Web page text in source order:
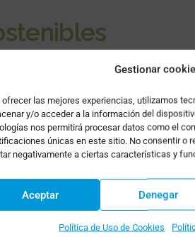
Gestionar
ofrecer las mejores experiencias, utilizamos
y/o acceder a la información del
nos permitirá procesar datos como el
únicas en este sitio. No consentir o
negativamente a ciertas características y
Aceptar Denegar
Política de Uso de Cookies
criteris ambientals en
de disminuir elsimpactes
Con ello se consigue
tenerotros factores